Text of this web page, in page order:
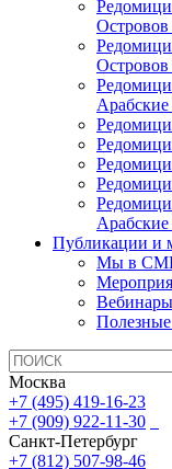
Публикации и
Мы в
Вебинары
Москва
+7 (495) 419-16-23
+7 (909) 922-11-30
Санкт-Петербург
+7 (812) 507-98-46